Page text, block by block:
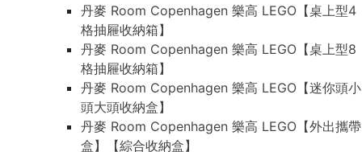
丹麥 Room Copenhagen 樂高 LEGO【桌上型4
格抽屜收納箱】
丹麥 Room Copenhagen 樂高 LEGO【桌上型8
格抽屜收納箱】
丹麥 Room Copenhagen 樂高 LEGO【迷你頭小
頭大頭收納盒】
丹麥 Room Copenhagen 樂高 LEGO【外出攜帶
盒】【綜合收納盒】